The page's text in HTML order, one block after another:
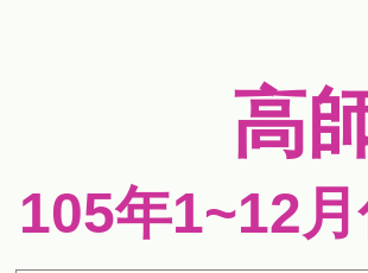
高
105年1~12